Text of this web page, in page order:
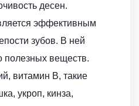
десен.
эффективным
зубов. В ней
полезных веществ.
витамин В, такие
укроп, кинза,